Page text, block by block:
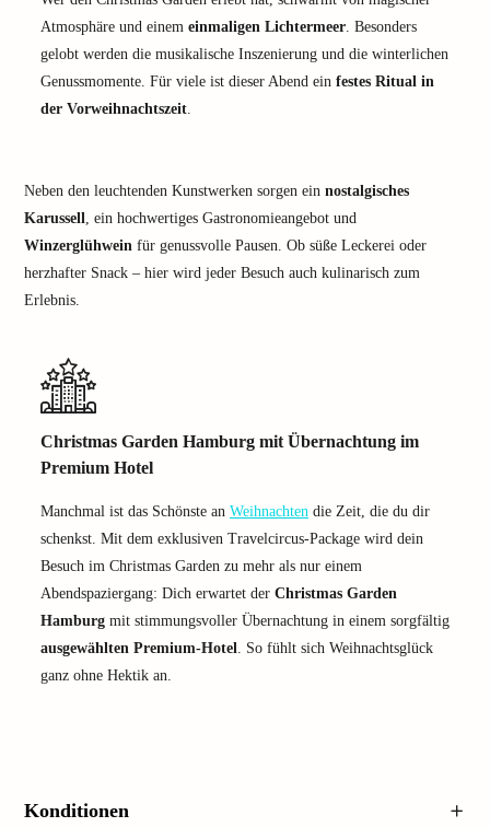
Atmosphäre und einem einmaligen Lichtermeer. Besonders
gelobt werden die musikalische Inszenierung und die winterlichen
Genussmomente. Für viele ist dieser Abend ein festes Ritual in
der Vorweihnachtszeit.
Neben den leuchtenden Kunstwerken sorgen ein nostalgisches
Karussell, ein hochwertiges Gastronomieangebot und
Winzerglühwein für genussvolle Pausen. Ob süße Leckerei oder
herzhafter Snack – hier wird jeder Besuch auch kulinarisch zum
Erlebnis.
Christmas Garden Hamburg mit Übernachtung im
Premium Hotel
Manchmal ist das Schönste an Weihnachten die Zeit, die du dir
schenkst. Mit dem exklusiven Travelcircus-Package wird dein
Besuch im Christmas Garden zu mehr als nur einem
Abendspaziergang: Dich erwartet der Christmas Garden
Hamburg mit stimmungsvoller Übernachtung in einem sorgfältig
ausgewählten Premium-Hotel. So fühlt sich Weihnachtsglück
ganz ohne Hektik an.
Konditionen